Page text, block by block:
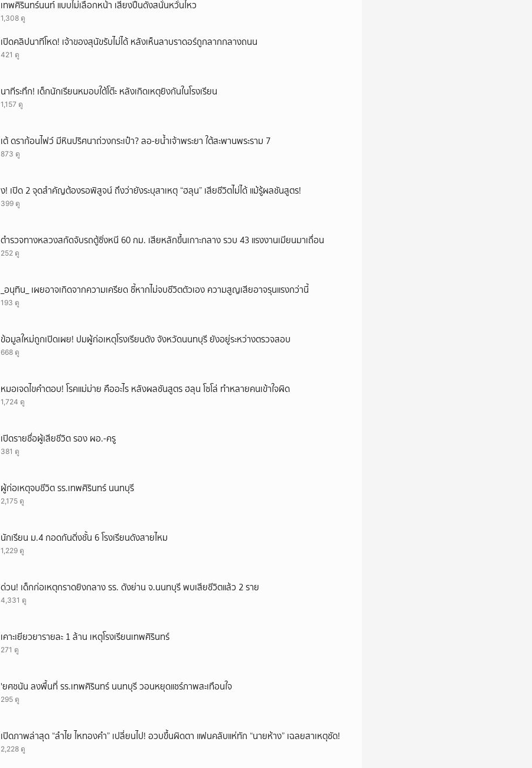
เทพศิรินทร์นนท์ แบบไม่เลือกหน้า เสียงปืนดังสนั่นหวั่นไหว
1,308 ดู
เปิดคลิปนาทีโหด! เจ้าของสุนัขรับไม่ได้ หลังเห็นลาบราดอร์ถูกลากกลางถนน
421 ดู
นาทีระทึก! เด็กนักเรียนหมอบใต้โต๊ะ หลังเกิดเหตุยิงกันในโรงเรียน
1,157 ดู
เต้ ดราก้อนไฟว์ มีหินปริศนาถ่วงกระเป๋า? ลอ-ยน้ำเจ้าพระยา ใต้สะพานพระราม 7
873 ดู
ึ้ง! เปิด 2 จุดสำคัญต้องรอพิสูจน์ ถึงว่ายังระบุสาเหตุ “ฮลุน” เสียชีวิตไม่ได้ แม้รู้ผลชันสูตร!
399 ดู
ตำรวจทางหลวงสกัดจับรถตู้ซิ่งหนี 60 กม. เสียหลักขึ้นเกาะกลาง รวบ 43 แรงงานเมียนมาเถื่อน
252 ดู
_อนุทิน_ เผยอาจเกิดจากความเครียด ชี้หากไม่จบชีวิตตัวเอง ความสูญเสียอาจรุนแรงกว่านี้
193 ดู
ข้อมูลใหม่ถูกเปิดเผย! ปมผู้ก่อเหตุโรงเรียนดัง จังหวัดนนทบุรี ยังอยู่ระหว่างตรวจสอบ
668 ดู
หมอเจดไขคำตอบ! โรคแม่ม่าย คืออะไร หลังผลชันสูตร ฮลุน โซโล่ ทำหลายคนเข้าใจผิด
1,724 ดู
เปิดรายชื่อผู้เสียชีวิต รอง ผอ.-ครู
381 ดู
ผู้ก่อเหตุจบชีวิต รร.เทพศิรินทร์ นนทบุรี
2,175 ดู
นักเรียน ม.4 กอดกันดิ่งชั้น 6 โรงเรียนดังสายไหม
1,229 ดู
ด่วน! เด็กก่อเหตุกราดยิงกลาง รร. ดังย่าน จ.นนทบุรี พบเสียชีวิตแล้ว 2 ราย
4,331 ดู
เคาะเยียวยารายละ 1 ล้าน เหตุโรงเรียนเทพศิรินทร์
271 ดู
'ยศชนัน ลงพื้นที่ รร.เทพศิรินทร์ นนทบุรี วอนหยุดแชร์ภาพสะเทือนใจ
295 ดู
เปิดภาพล่าสุด “ลำไย ไหทองคำ” เปลี่ยนไป! อวบขึ้นผิดตา แฟนคลับแห่ทัก “นายห้าง” เฉลยสาเหตุชัด!
2,228 ดู